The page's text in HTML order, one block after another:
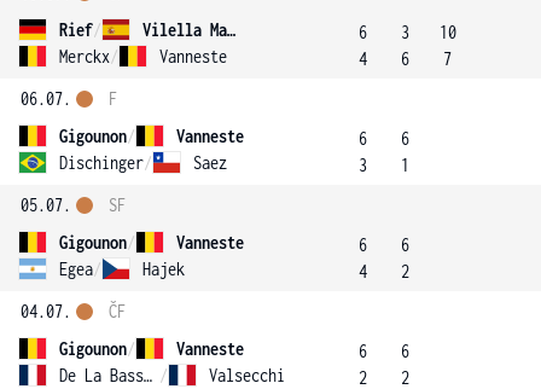
Rief/
Vilella Martinez
Merckx/ Vanneste
6
4
3
6
10
7
06.07.
Gigounon/
Vanneste
Dischinger/ Saez
F
6
3
6
1
05.07.
Gigounon/
Vanneste
Egea/ Hajek
SF
6
4
6
2
04.07.
Gigounon/
Vanneste
De La Bassetiere / Valsecchi
ČF
6
2
6
2